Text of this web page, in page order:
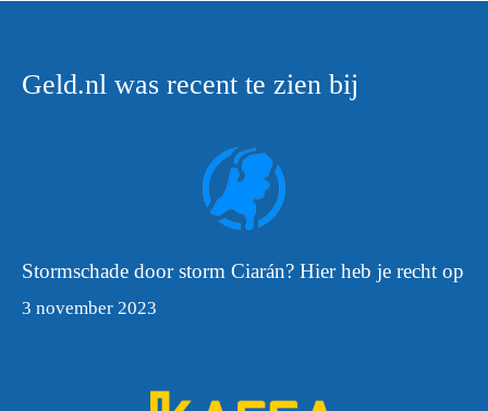
Geld.nl was recent te zien bij
Stormschade door storm Ciarán? Hier heb je recht op
3 november 2023